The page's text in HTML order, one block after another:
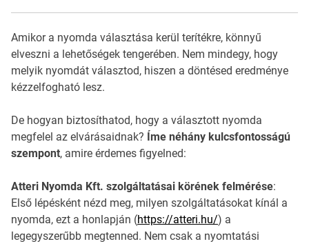
Amikor a nyomda választása kerül terítékre, könnyű
elveszni a lehetőségek tengerében. Nem mindegy, hogy
melyik nyomdát választod, hiszen a döntésed eredménye
kézzelfogható lesz.
De hogyan biztosíthatod, hogy a választott nyomda
megfelel az elvárásaidnak? Íme néhány kulcsfontosságú
szempont, amire érdemes figyelned:
Atteri Nyomda Kft. szolgáltatásai körének felmérése:
Első lépésként nézd meg, milyen szolgáltatásokat kínál a
nyomda, ezt a honlapján (https://atteri.hu/) a
legegyszerűbb megtenned. Nem csak a nyomtatási